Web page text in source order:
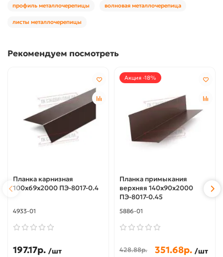
профиль металлочерепицы волновая металлочерепица
листы металлочерепицы
Рекомендуем посмотреть
Планка карнизная
100х69х2000 ПЭ-8017-0.4
4933-01
197.17р. /шт
Акция -18%
Планка примыкания
верхняя 140х90х2000
ПЭ-8017-0.45
5886-01
428.88р. 351.68р. /шт